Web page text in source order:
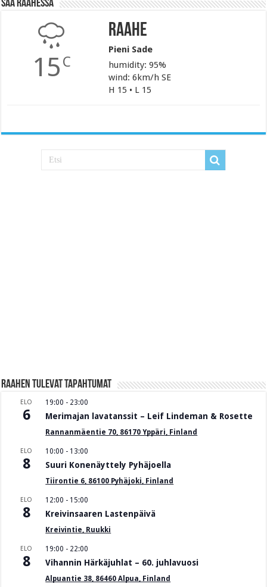
Sää Raahessa
15 C
Raahe
Pieni Sade
humidity: 95%
wind: 6km/h SE
H 15 • L 15
Raahen Tulevat tapahtumat
ELO
6
19:00 - 23:00
Merimajan lavatanssit – Leif Lindeman & Rosette
Rannanmäentie 70, 86170 Yppäri, Finland
ELO
8
10:00 - 13:00
Suuri Konenäyttely Pyhäjoella
Tiirontie 6, 86100 Pyhäjoki, Finland
ELO
8
12:00 - 15:00
Kreivinsaaren Lastenpäivä
Kreivintie, Ruukki
ELO
8
19:00 - 22:00
Vihannin Härkäjuhlat – 60. juhlavuosi
Alpuantie 38, 86460 Alpua, Finland